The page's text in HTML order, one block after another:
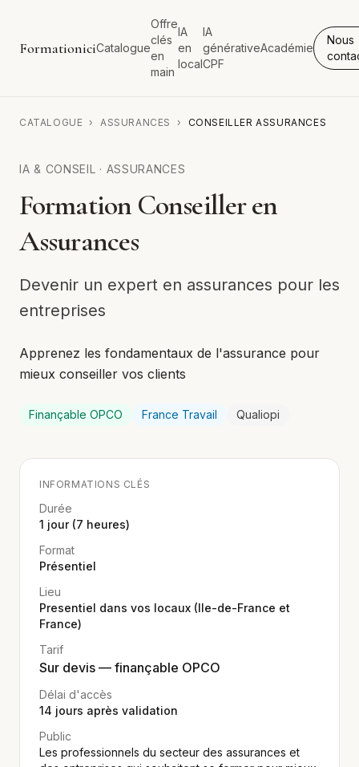
FormationiciCatalogue
Offre
clés
en
main
IA
en
local
IA
générative
CPF
Académie
Nous
CATALOGUE › ASSURANCES › CONSEILLER ASSURANCES
IA & CONSEIL · ASSURANCES
Formation Conseiller en
Assurances
Devenir un expert en assurances pour les
entreprises
Apprenez les fondamentaux de l'assurance pour
mieux conseiller vos clients
Finançable OPCO France Travail Qualiopi
INFORMATIONS CLÉS
Durée
1 jour (7 heures)
Format
Présentiel
Lieu
Presentiel dans vos locaux (Ile-de-France et
France)
Tarif
Sur devis — finançable OPCO
Délai d'accès
14 jours après validation
Public
Les professionnels du secteur des assurances et